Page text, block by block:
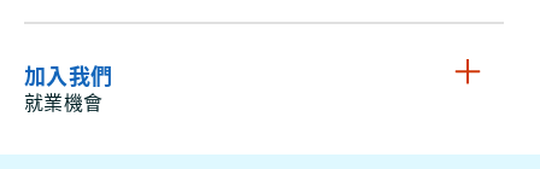
加入我們
就業機會